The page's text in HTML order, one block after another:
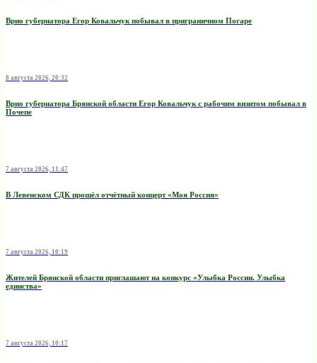
Врио губернатора Егор Ковальчук побывал в приграничном Погаре
8 августа 2026, 20:32
Врио губернатора Брянской области Егор Ковальчук с рабочим визитом побывал в
Почепе
7 августа 2026, 11:47
В Левенском СДК прошёл отчётный концерт «Моя Россия»
7 августа 2026, 10:19
Жителей Брянской области приглашают на конкурс «Улыбка России. Улыбка
единства»
7 августа 2026, 10:17